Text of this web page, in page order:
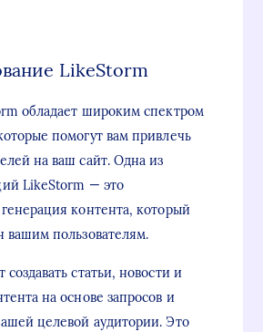
LikeStorm
обладает широким спектром
помогут вам привлечь
на ваш сайт. Одна из
LikeStorm — это
контента, который
вашим пользователям.
статьи, новости и
на основе запросов и
целевой аудитории. Это